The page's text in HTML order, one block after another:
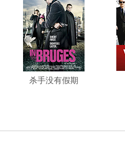
杀手没有假期